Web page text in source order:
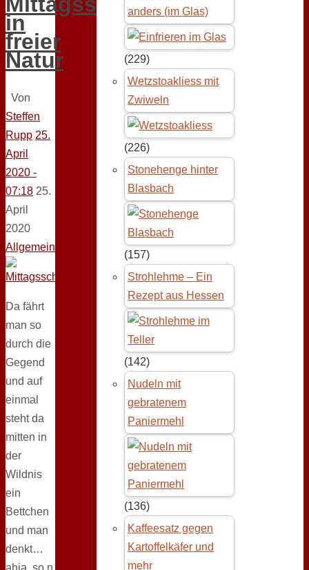
in
freier
Natur
Von
Steffen
Rupp 25.
April
2020 -
07:18 25.
April
2020
Allgemein
Da fährt
man so
durch die
Gegend
und auf
einmal
steht da
mitten in
der
Wildnis
ein
Bettchen
und man
denkt…
ahja, so n
anders (im Glas)
(229)
Wetzstoakliess mit
Zwiweln
(226)
Stonehenge hinter
Blasbach
(157)
Strohlehme – Ein
Rezept aus Hessen
(142)
Nudeln mit
gebratenem
Paniermehl
(136)
Kaffeesatz gegen
Kartoffelkäfer und
mehr